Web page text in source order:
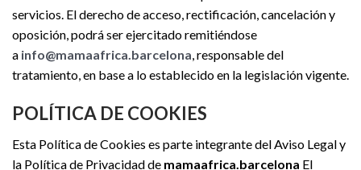
servicios. El derecho de acceso, rectificación, cancelación y
oposición, podrá ser ejercitado remitiéndose
a info@mamaafrica.barcelona, responsable del
tratamiento, en base a lo establecido en la legislación vigente.
POLÍTICA DE COOKIES
Esta Política de Cookies es parte integrante del Aviso Legal y
la Política de Privacidad de mamaafrica.barcelona El